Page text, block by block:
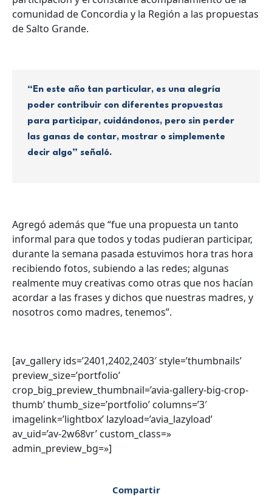
comunidad de Concordia y la Región a las propuestas
de Salto Grande.
“En este año tan particular, es una alegría
poder contribuir con diferentes propuestas
para participar, cuidándonos, pero sin perder
las ganas de contar, mostrar o simplemente
decir algo” señaló.
Agregó además que “fue una propuesta un tanto
informal para que todos y todas pudieran participar,
durante la semana pasada estuvimos hora tras hora
recibiendo fotos, subiendo a las redes; algunas
realmente muy creativas como otras que nos hacían
acordar a las frases y dichos que nuestras madres, y
nosotros como madres, tenemos”.
[av_gallery ids=’2401,2402,2403′ style=’thumbnails’
preview_size=’portfolio’
crop_big_preview_thumbnail=’avia-gallery-big-crop-
thumb’ thumb_size=’portfolio’ columns=’3′
imagelink=’lightbox’ lazyload=’avia_lazyload’
av_uid=’av-2w68vr’ custom_class=»
admin_preview_bg=»]
Compartir